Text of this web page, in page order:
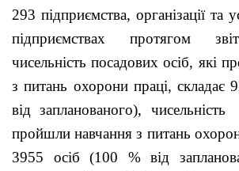
293 підприємства, організації та
підприємствах протягом
чисельність посадових осіб, які
з питань охорони праці, складає
від запланованого), чисельність
пройшли навчання з питань
3955 осіб (100 % від